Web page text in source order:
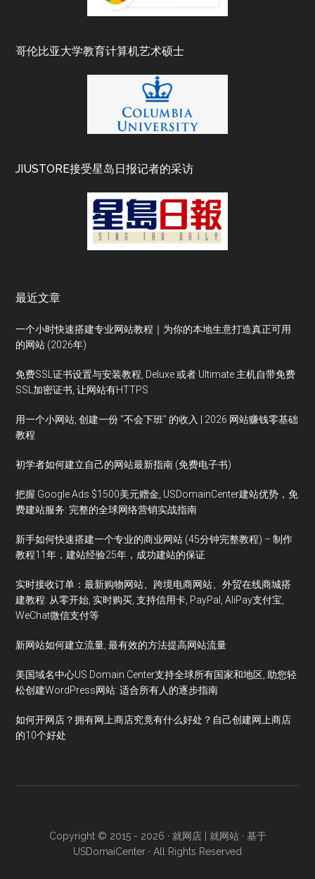
哥伦比亚大学教育计算机艺术硕士
JIUSTORE接受星岛日报记者的采访
最近文章
一个小时快速搭建专业网站教程｜为你的本地生意打造真正可用
的网站 (2026年)
免费SSL证书设置与安装教程, Deluxe 或者 Ultimate 主机自带免费
SSL加密证书, 让网站有HTTPS
用一个小网站, 创建一份 “不会下班” 的收入 | 2026 网站赚钱零基础
教程
初学者如何建立自己的网站最新指南 (免费电子书)
把握 Google Ads $1500美元赠金, USDomainCenter建站优势，免
费建站服务: 完整的全球网络营销实战指南
新手如何快速搭建一个专业的商业网站 (45分钟完整教程) – 制作
教程11年，建站经验25年，成功建站的保证
实时接收订单：最新购物网站、跨境电商网站、外贸在线商城搭
建教程: 从零开始, 实时购买, 支持信用卡, PayPal, AliPay支付宝,
WeChat微信支付等
新网站如何建立流量, 最有效的方法提高网站流量
美国域名中心US Domain Center支持全球所有国家和地区, 助您轻
松创建WordPress网站: 适合所有人的逐步指南
如何开网店？拥有网上商店究竟有什么好处？自己创建网上商店
的10个好处
Copyright © 2015 - 2026 · 就网店 | 就网站· 基于
USDomaiCenter · All Rights Reserved